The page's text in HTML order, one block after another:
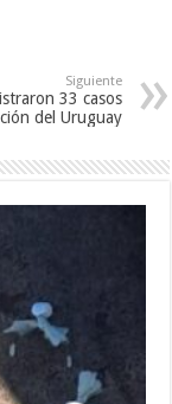
Siguiente
33 casos
del Uruguay